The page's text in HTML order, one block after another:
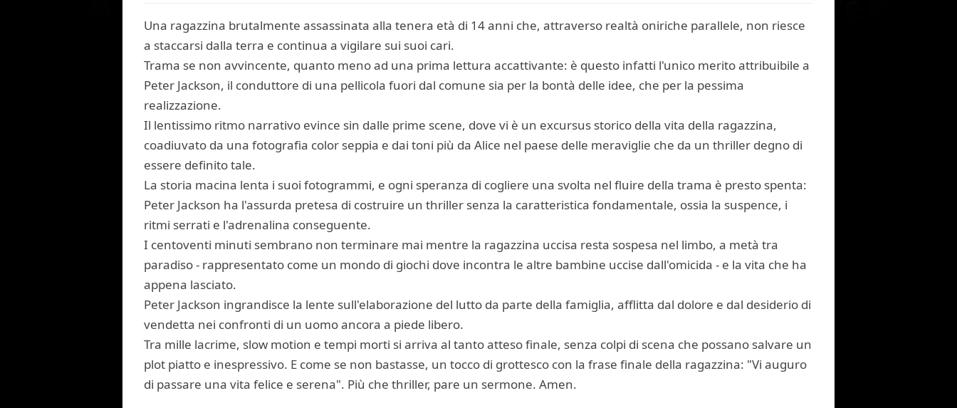
Una ragazzina brutalmente assassinata alla tenera età di 14 anni che, attraverso realtà oniriche parallele, non riesce
a staccarsi dalla terra e continua a vigilare sui suoi cari.
Trama se non avvincente, quanto meno ad una prima lettura accattivante: è questo infatti l'unico merito attribuibile a
Peter Jackson, il conduttore di una pellicola fuori dal comune sia per la bontà delle idee, che per la pessima
realizzazione.
Il lentissimo ritmo narrativo evince sin dalle prime scene, dove vi è un excursus storico della vita della ragazzina,
coadiuvato da una fotografia color seppia e dai toni più da Alice nel paese delle meraviglie che da un thriller degno di
essere definito tale.
La storia macina lenta i suoi fotogrammi, e ogni speranza di cogliere una svolta nel fluire della trama è presto spenta:
Peter Jackson ha l'assurda pretesa di costruire un thriller senza la caratteristica fondamentale, ossia la suspence, i
ritmi serrati e l'adrenalina conseguente.
I centoventi minuti sembrano non terminare mai mentre la ragazzina uccisa resta sospesa nel limbo, a metà tra
paradiso - rappresentato come un mondo di giochi dove incontra le altre bambine uccise dall'omicida - e la vita che ha
appena lasciato.
Peter Jackson ingrandisce la lente sull'elaborazione del lutto da parte della famiglia, afflitta dal dolore e dal desiderio di
vendetta nei confronti di un uomo ancora a piede libero.
Tra mille lacrime, slow motion e tempi morti si arriva al tanto atteso finale, senza colpi di scena che possano salvare un
plot piatto e inespressivo. E come se non bastasse, un tocco di grottesco con la frase finale della ragazzina: "Vi auguro
di passare una vita felice e serena". Più che thriller, pare un sermone. Amen.